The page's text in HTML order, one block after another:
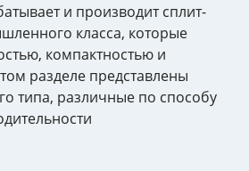
и производит сплит-
класса, которые
компактностью и
разделе представлены
типа, различные по способу